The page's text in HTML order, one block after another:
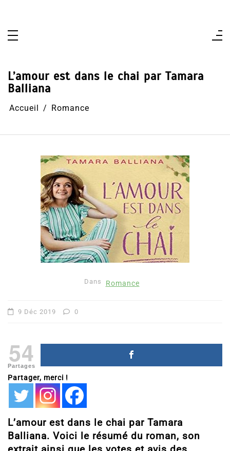
L’amour est dans le chai par Tamara
Balliana
Accueil Romance
Dans Romance
9 Déc 2019 0
54
Partages
Partager, merci !
L’amour est dans le chai par Tamara
Balliana. Voici le résumé du roman, son